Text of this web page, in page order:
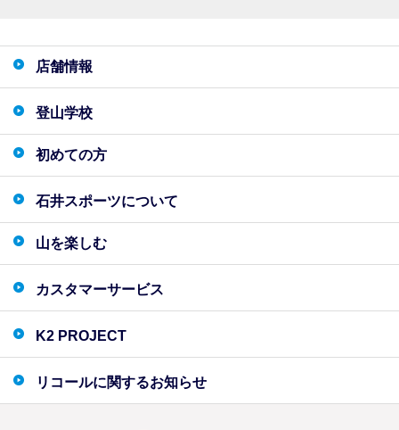
店舗情報
登山学校
初めての方
石井スポーツについて
山を楽しむ
カスタマーサービス
K2 PROJECT
リコールに関するお知らせ